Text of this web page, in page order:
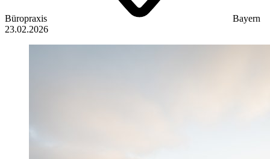
Büropraxis
Bayern
23.02.2026